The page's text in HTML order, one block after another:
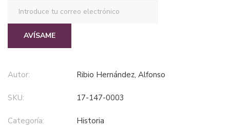
AVÍSAME
Autor: Ribio Hernández, Alfonso
SKU: 17-147-0003
Categoría: historia